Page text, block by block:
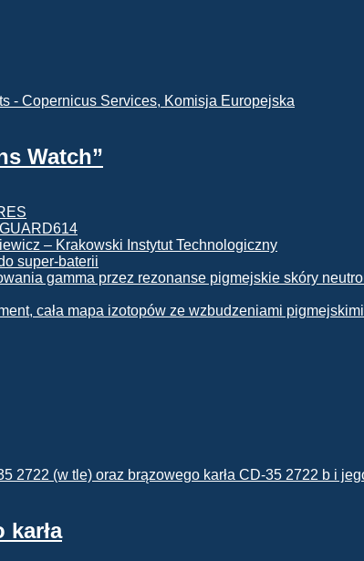
Watch”
super-baterii
cała mapa izotopów ze wzbudzeniami pigmejskimi